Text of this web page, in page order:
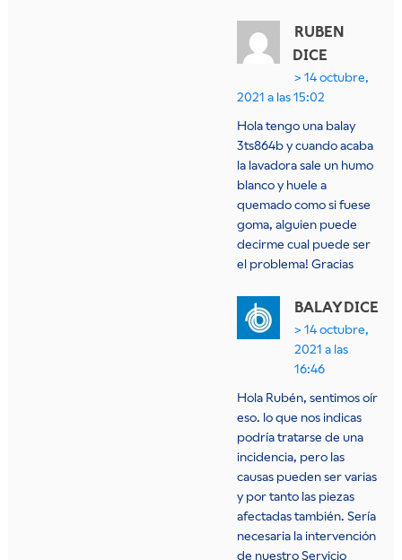
RUBEN
DICE
14 octubre,
2021 a las 15:02
Hola tengo una balay
3ts864b y cuando acaba
la lavadora sale un humo
blanco y huele a
quemado como si fuese
goma, alguien puede
decirme cual puede ser
el problema! Gracias
BALAY DICE
14 octubre,
2021 a las
16:46
Hola Rubén, sentimos oír
eso. lo que nos indicas
podría tratarse de una
incidencia, pero las
causas pueden ser varias
y por tanto las piezas
afectadas también. Sería
necesaria la intervención
de nuestro Servicio